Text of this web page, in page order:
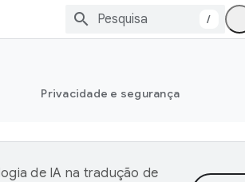
/
Privacidade e segurança
de IA na tradução de